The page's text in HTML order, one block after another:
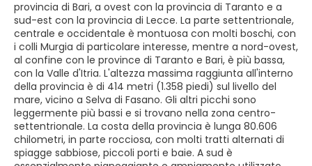
provincia di Bari, a ovest con la provincia di Taranto e a
sud-est con la provincia di Lecce. La parte settentrionale,
centrale e occidentale è montuosa con molti boschi, con
i colli Murgia di particolare interesse, mentre a nord-ovest,
al confine con le province di Taranto e Bari, è più bassa,
con la Valle d'Itria. L'altezza massima raggiunta all'interno
della provincia è di 414 metri (1.358 piedi) sul livello del
mare, vicino a Selva di Fasano. Gli altri picchi sono
leggermente più bassi e si trovano nella zona centro-
settentrionale. La costa della provincia è lunga 80.606
chilometri, in parte rocciosa, con molti tratti alternati di
spiagge sabbiose, piccoli porti e baie. A sud è